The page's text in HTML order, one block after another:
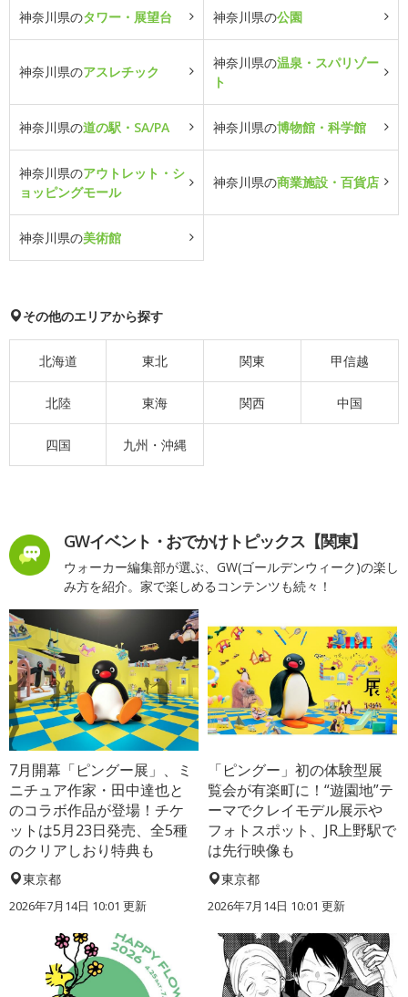
神奈川県のタワー・展望台 神奈川県の公園
神奈川県のアスレチック
神奈川県の温泉・スパリゾー
ト
神奈川県の道の駅・SA/PA 神奈川県の博物館・科学館
神奈川県のアウトレット・シ
ョッピングモール
神奈川県の商業施設・百貨店
神奈川県の美術館
その他のエリアから探す
北海道 東北 関東 甲信越
北陸 東海 関西 中国
四国 九州・沖縄
GWイベント・おでかけトピックス【関東】
ウォーカー編集部が選ぶ、GW(ゴールデンウィーク)の楽し
み方を紹介。家で楽しめるコンテンツも続々！
7月開幕「ピングー展」、ミ
ニチュア作家・田中達也と
のコラボ作品が登場！チケ
ットは5月23日発売、全5種
のクリアしおり特典も
東京都
2026年7月14日 10:01 更新
「ピングー」初の体験型展
覧会が有楽町に！“遊園地”テ
ーマでクレイモデル展示や
フォトスポット、JR上野駅で
は先行映像も
東京都
2026年7月14日 10:01 更新